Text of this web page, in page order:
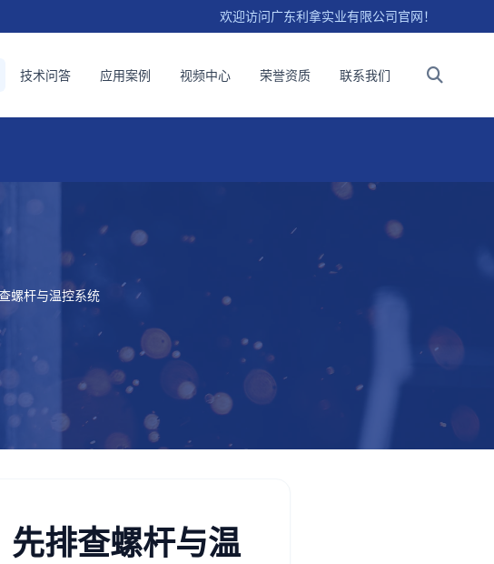
欢迎访问广东利拿实业有限公司官网！
技术问答 应用案例 视频中心 荣誉资质 联系我们
螺杆与温控系统
排查螺杆与温